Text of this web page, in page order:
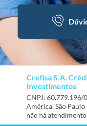
Crefisa S.A.
Investimentos
CNPJ: 60.779.196/
América, São
não há